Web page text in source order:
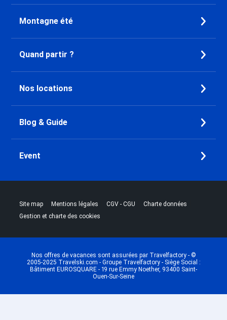
Montagne été
Quand partir ?
Nos locations
Blog & Guide
Event
Site map |Mentions légales |CGV - CGU |Charte données
Gestion et charte des cookies
Nos offres de vacances sont assurées par Travelfactory - ©
2005-2025 Travelski.com - Groupe Travelfactory - Siège Social :
Bâtiment EUROSQUARE - 19 rue Emmy Noether, 93400 Saint-
Ouen-Sur-Seine